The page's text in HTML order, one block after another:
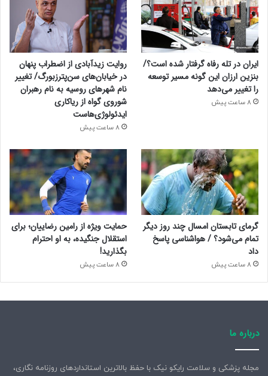
ایران در تله رفاه گرفتار شده است؟/
بنزین ارزان این گونه مسیر توسعه
را تغییر می‌دهد
8 ساعت پیش
روایت زیدآبادی از اضطراب پنهان
در خیابان‌های سن‌پترزبورگ/ تغییر
نام شهرهای روسیه به نام رهبران
شوروی گواه از ریاکاری
ایدئولوژی‌هاست
8 ساعت پیش
گرمای تابستان امسال چند روز دیگر
تمام می‌شود؟ / هواشناسی پاسخ
داد
8 ساعت پیش
حمایت ویژه از رامین رضاییان؛ برای
استقلال جنگیده، به او احترام
بگذارید!
8 ساعت پیش
درباره ما
مجله پزشکی و سلامت رایکو نیک با حفظ بالاترین استانداردهای روزنامه نگاری،